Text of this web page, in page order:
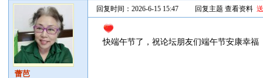
蕾芭
回复时间：2026-6-15 15:47 回复主题 查看资料
快端午节了，祝论坛朋友们端午节安康幸福